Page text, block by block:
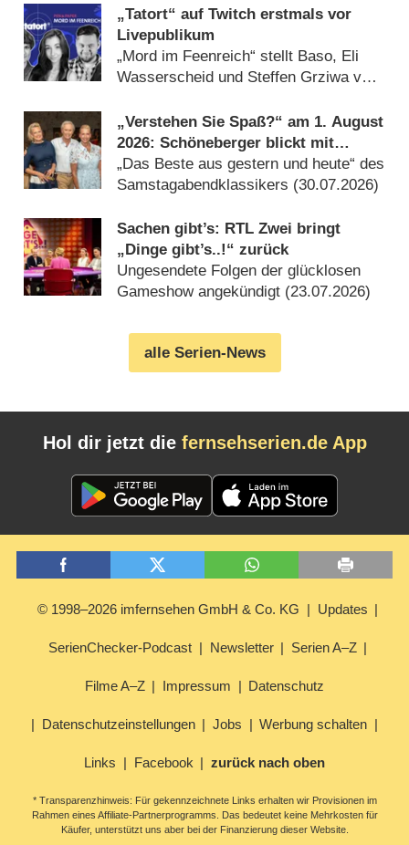
„Tatort“ auf Twitch erstmals vor
Livepublikum
„Mord im Feenreich“ stellt Baso, Eli
Wasserscheid und Steffen Grziwa vor
„Verstehen Sie Spaß?“ am 1. August
2026: Schöneberger blickt mit
Kiewel und Kraus zurück
„Das Beste aus gestern und heute“ des
Samstagabendklassikers (30.07.2026)
Sachen gibt’s: RTL Zwei bringt
„Dinge gibt’s..!“ zurück
Ungesendete Folgen der glücklosen
Gameshow angekündigt (23.07.2026)
alle Serien-News
Hol dir jetzt die fernsehserien.de App
© 1998–2026 imfernsehen GmbH & Co. KG Updates
SerienChecker-Podcast Newsletter Serien A–Z
Filme A–Z Impressum Datenschutz
Datenschutzeinstellungen Jobs Werbung schalten
Links Facebook zurück nach oben
* Transparenzhinweis: Für gekennzeichnete Links erhalten wir Provisionen im
Rahmen eines Affiliate-Partnerprogramms. Das bedeutet keine Mehrkosten für
Käufer, unterstützt uns aber bei der Finanzierung dieser Website.